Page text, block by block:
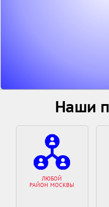
Наши
ЛЮБОЙ
РАЙОН МОСКВЫ